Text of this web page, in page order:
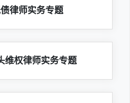
律师实务专题
维权律师实务专题